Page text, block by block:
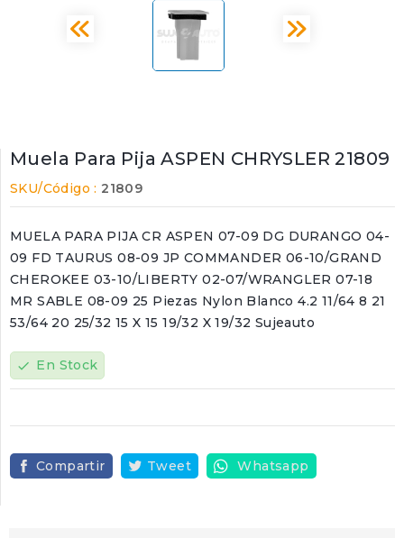
Muela Para Pija ASPEN CHRYSLER 21809
SKU/Código : 21809
MUELA PARA PIJA CR ASPEN 07-09 DG DURANGO 04-
09 FD TAURUS 08-09 JP COMMANDER 06-10/GRAND
CHEROKEE 03-10/LIBERTY 02-07/WRANGLER 07-18
MR SABLE 08-09 25 Piezas Nylon Blanco 4.2 11/64 8 21
53/64 20 25/32 15 X 15 19/32 X 19/32 Sujeauto
check En Stock
Compartir Tweet Whatsapp